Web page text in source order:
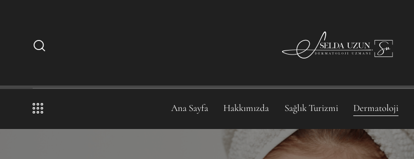
Ana Sayfa Hakkımızda Sağlık Turizmi Dermatoloji